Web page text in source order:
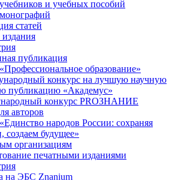
и учебных пособий
статей
издания
публикация
образование»
конкурс на лучшую научную
публикацию «Академус»
конкурс PROЗНАНИЕ
авторов
народов России: сохраняя
создаем будущее»
организациям
печатными изданиями
на ЭБС Znanium